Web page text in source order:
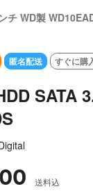
チ WD製
匿名配送 すぐに購
SATA
送料込